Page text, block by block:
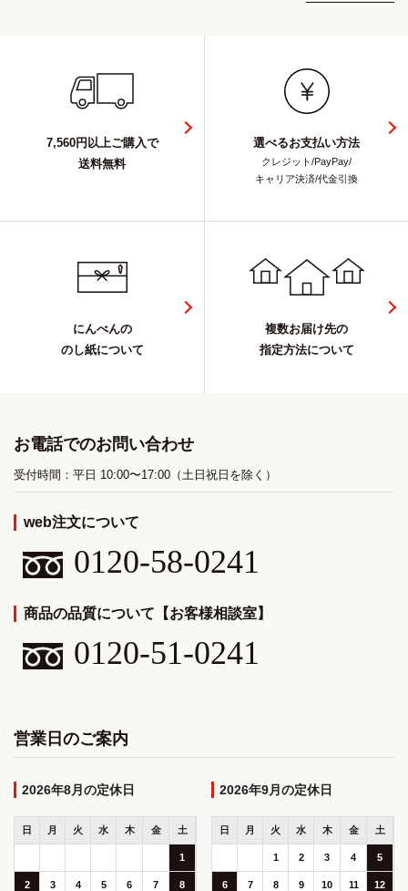
7,560円以上ご購入で
送料無料
選べるお支払い方法
クレジット/PayPay/
キャリア決済/代金引換
にんべんの
のし紙について
複数お届け先の
指定方法について
お電話でのお問い合わせ
受付時間：平日 10:00〜17:00（土日祝日を除く）
web注文について
0120-58-0241
商品の品質について【お客様相談室】
0120-51-0241
営業日のご案内
2026年8月
日 月 火 水 木 金 土
1
2 3 4 5 6 7 8
2026年9月
日 月 火 水 木 金 土
1 2 3 4 5
6 7 8 9 10 11 12